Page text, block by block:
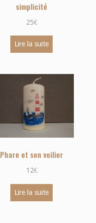
simplicité
25€
Lire la suite
Phare et son voilier
12€
Lire la suite